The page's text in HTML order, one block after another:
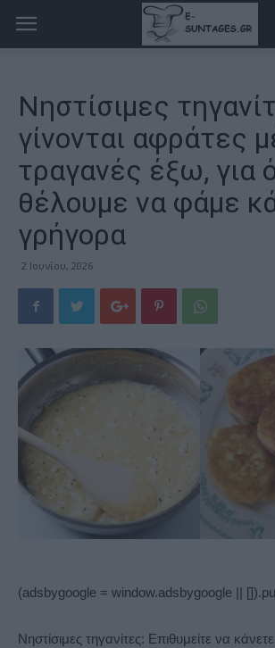
Νηστίσιμες
γίνονται αφράτες
τραγανές έξω, για
θέλουμε να φάμε
γρήγορα
2 Ιουνίου, 2026
(adsbygoogle = window.adsbygoogle ||
Νηστίσιμες τηγανίτες: Επιθυμείτε να